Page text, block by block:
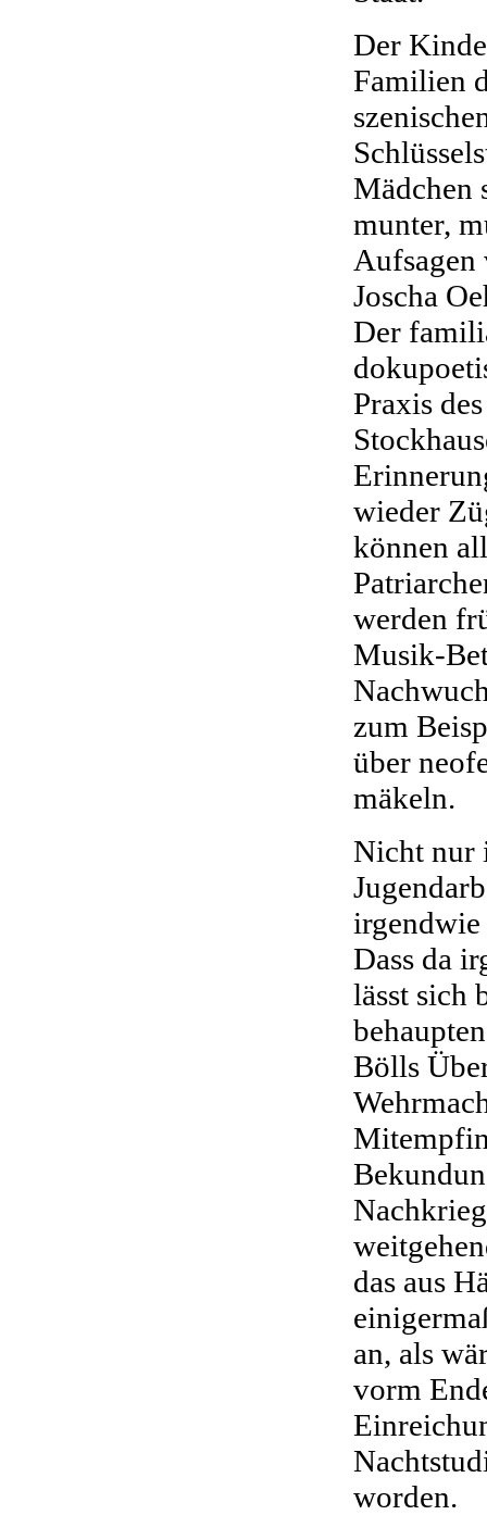
Der
Familien
Mädchen
munter,
Aufsagen
Joscha
Der
Praxis
wieder
können
werden
Musik-
zum
über
mäkeln.
Nicht nur
Dass da
lässt sich
Bölls
das aus
an, als
vorm
worden.